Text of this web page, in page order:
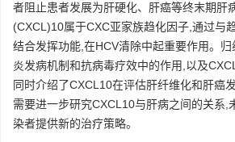
者阻止患者发展为肝硬化、肝癌等终末期肝
(CXCL)10属于CXC亚家族趋化因子,通过与
结合发挥功能,在HCV清除中起重要作用。
炎发病机制和抗病毒疗效中的作用,以及
同时介绍了CXCL10在评估肝纤维化和肝癌
需要进一步研究CXCL10与肝病之间的关系,
染者提供新的治疗策略。